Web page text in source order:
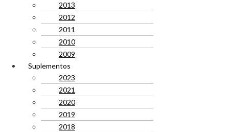
2013
2012
2011
2010
2009
Suplementos
2023
2021
2020
2019
2018